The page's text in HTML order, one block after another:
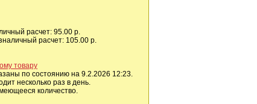
расчет: 95.00 р.
расчет: 105.00 р.
товару
по состоянию на 9.2.2026 12:23.
несколько раз в день.
количество.